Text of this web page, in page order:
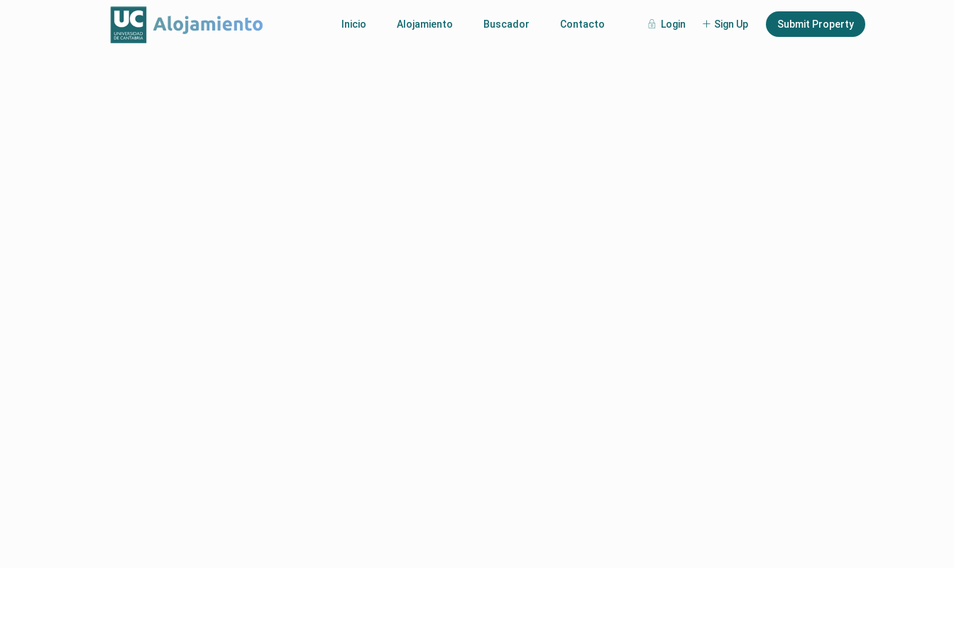
Login Sign Up Submit Property
Inicio Alojamiento Buscador Contacto